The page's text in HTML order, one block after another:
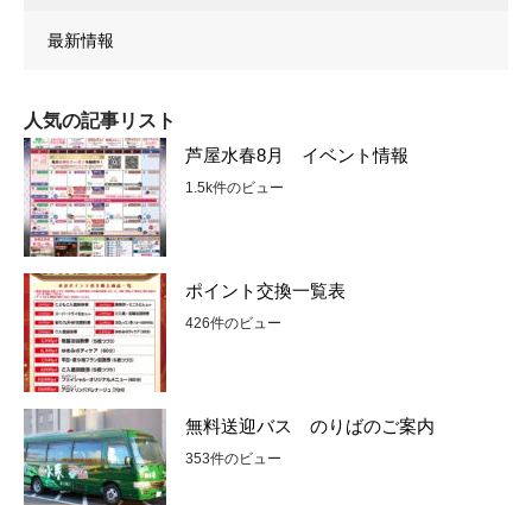
最新情報
人気の記事リスト
芦屋水春8月 イベント情報
1.5k件のビュー
ポイント交換一覧表
426件のビュー
無料送迎バス のりばのご案内
353件のビュー